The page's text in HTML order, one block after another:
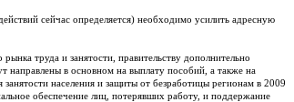
сейчас определяется) необходимо усилить адресную
труда и занятости, правительству дополнительно
направлены в основном на выплату пособий, а также на
населения и защиты от безработицы регионам в 2009
обеспечение лиц, потерявших работу, и поддержание